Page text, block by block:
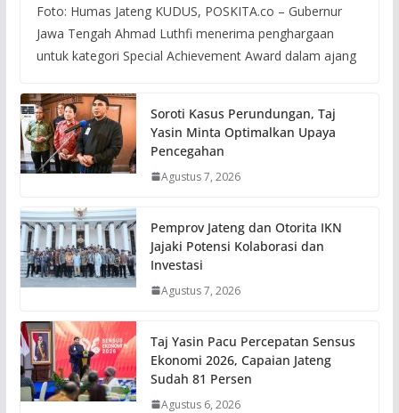
Foto: Humas Jateng KUDUS, POSKITA.co – Gubernur
Jawa Tengah Ahmad Luthfi menerima penghargaan
untuk kategori Special Achievement Award dalam ajang
Soroti Kasus Perundungan, Taj
Yasin Minta Optimalkan Upaya
Pencegahan
Agustus 7, 2026
Pemprov Jateng dan Otorita IKN
Jajaki Potensi Kolaborasi dan
Investasi
Agustus 7, 2026
Taj Yasin Pacu Percepatan Sensus
Ekonomi 2026, Capaian Jateng
Sudah 81 Persen
Agustus 6, 2026